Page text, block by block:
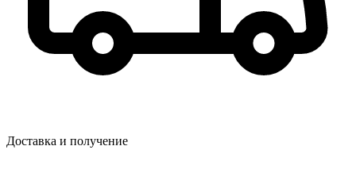
Доставка и получение